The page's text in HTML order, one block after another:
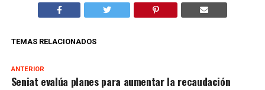
TEMAS RELACIONADOS
ANTERIOR
Seniat evalúa planes para aumentar la recaudación